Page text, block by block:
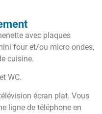
avec plaques
four et/ou micro ondes,
cuisine.
WC.
écran plat. Vous
ligne de téléphone en